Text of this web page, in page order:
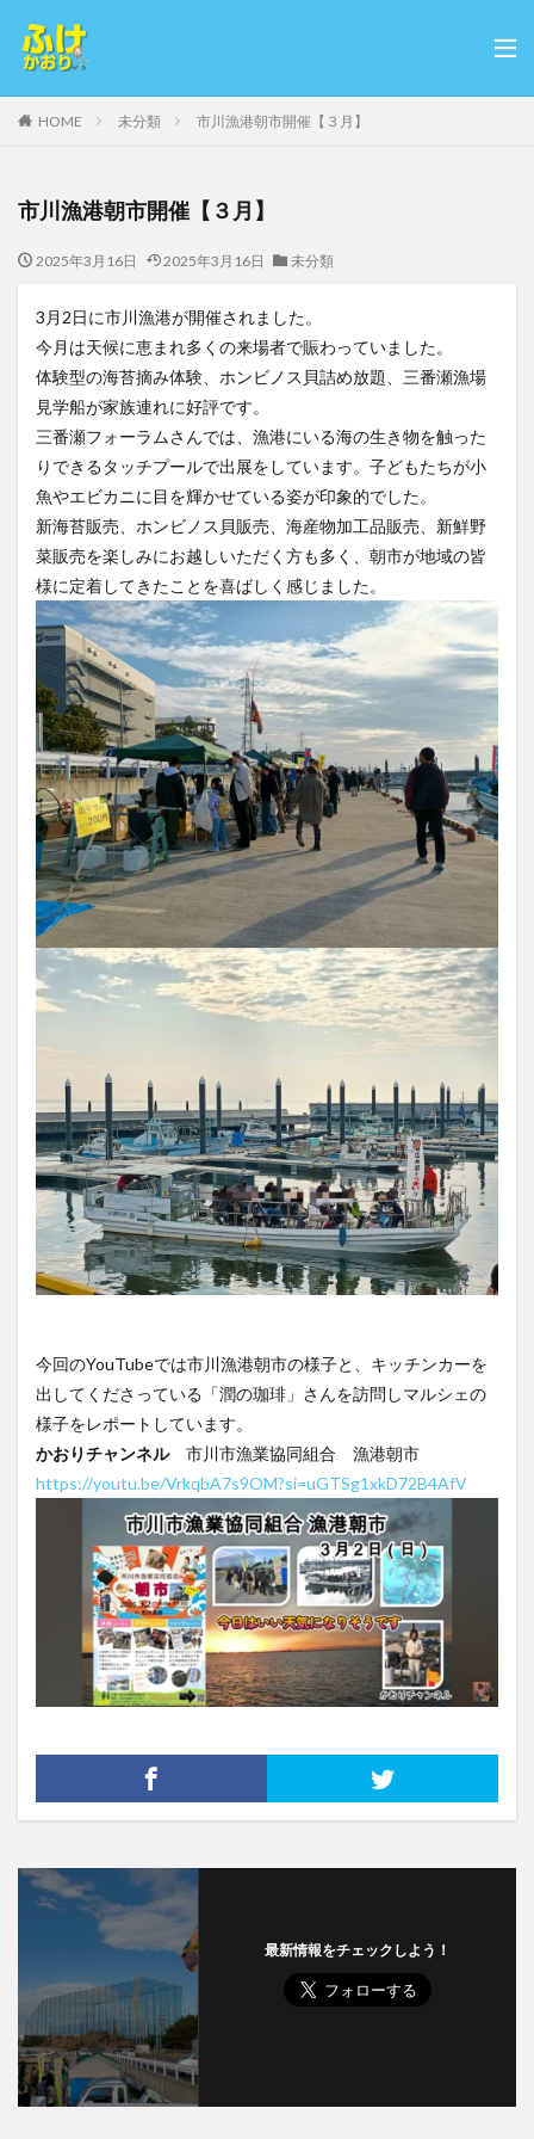
HOME 未分類 市川漁港朝市開催【３月】
市川漁港朝市開催【３月】
2025年3月16日 2025年3月16日 未分類
3月2日に市川漁港が開催されました。
今月は天候に恵まれ多くの来場者で賑わっていました。
体験型の海苔摘み体験、ホンビノス貝詰め放題、三番瀬漁場
見学船が家族連れに好評です。
三番瀬フォーラムさんでは、漁港にいる海の生き物を触った
りできるタッチプールで出展をしています。子どもたちが小
魚やエビカニに目を輝かせている姿が印象的でした。
新海苔販売、ホンビノス貝販売、海産物加工品販売、新鮮野
菜販売を楽しみにお越しいただく方も多く、朝市が地域の皆
様に定着してきたことを喜ばしく感じました。
今回のYouTubeでは市川漁港朝市の様子と、キッチンカーを
出してくださっている「潤の珈琲」さんを訪問しマルシェの
様子をレポートしています。
かおりチャンネル市川市漁業協同組合 漁港朝市
https://youtu.be/VrkqbA7s9OM?si=uGTSg1xkD72B4AfV
最新情報をチェックしよう！